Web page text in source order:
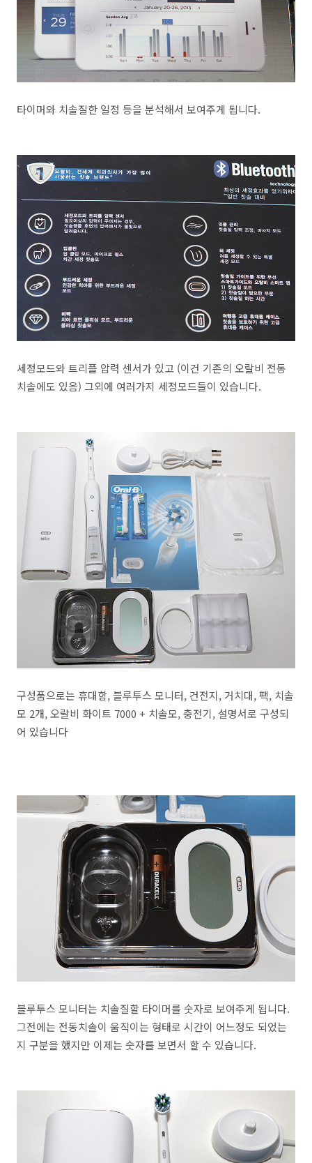
타이머와 치솔질한 일정 등을 분석해서 보여주게 됩니다.
세정모드와 트리플 압력 센서가 있고 (이건 기존의 오랄비 전동
치솔에도 있음) 그외에 여러가지 세정모드들이 있습니다.
구성품으로는 휴대함, 블루투스 모니터, 건전지, 거치대, 팩, 치솔
모 2개, 오랄비 화이트 7000 + 치솔모, 충전기, 설명서로 구성되
어 있습니다
블루투스 모니터는 치솔질할 타이머를 숫자로 보여주게 됩니다.
그전에는 전동치솔이 움직이는 형태로 시간이 어느정도 되었는
지 구분을 했지만 이제는 숫자를 보면서 할 수 있습니다.